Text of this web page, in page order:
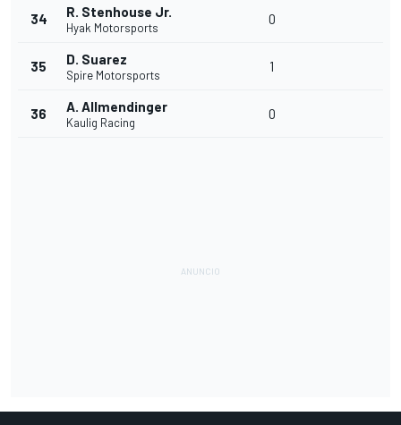
34 R. Stenhouse Jr.
Hyak Motorsports
0
35 D. Suarez
Spire Motorsports
1
36 A. Allmendinger
Kaulig Racing
0